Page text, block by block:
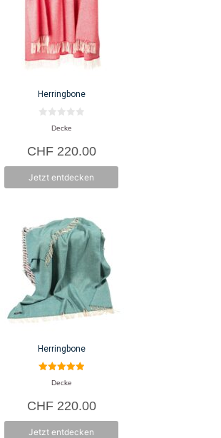
Herringbone
n
5
Decke
CHF220.00
Jetzt entdecken
Herringbone
5.00
von 5
Decke
CHF220.00
Jetzt entdecken